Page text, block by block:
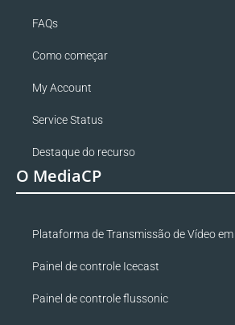
FAQs
Como começar
My Account
Service Status
Destaque do recurso
O MediaCP
Plataforma de Transmissão de Vídeo
Painel de controle Icecast
Painel de controle flussonic